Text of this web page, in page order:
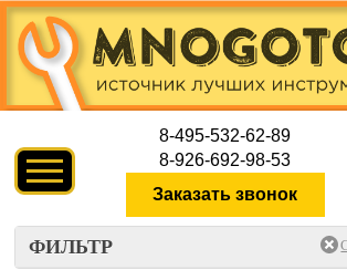
8-495-532-62-89
8-926-692-98-53
Заказать звонок
ФИЛЬТР